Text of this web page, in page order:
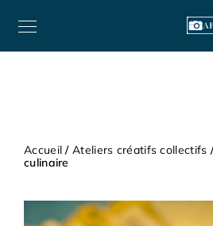
Accueil /Ateliers créatifs collectifs
culinaire